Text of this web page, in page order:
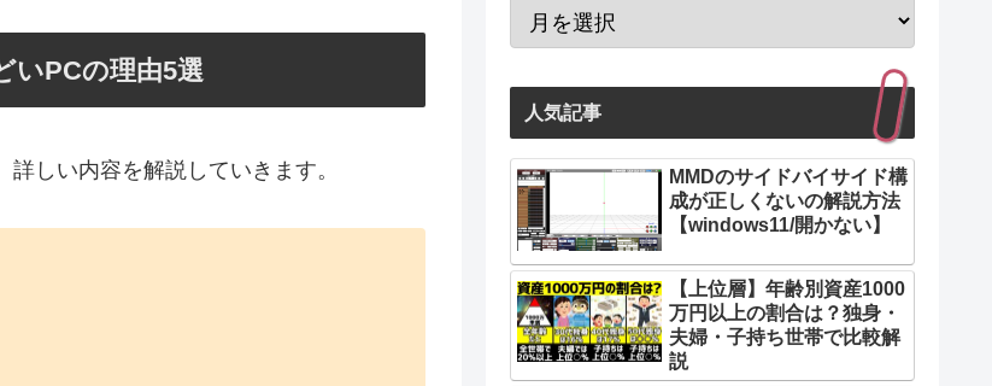
いPCの理由5選
しい内容を解説していきます。
人気記事
MMDのサイドバイサイド構
成が正しくないの解説方法
【windows11/開かない】
【上位層】年齢別資産1000
万円以上の割合は？独身・
夫婦・子持ち世帯で比較解
説